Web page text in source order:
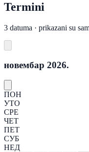
Termini
3 datuma · prikazani su
новембар 2026.
ПОН
УТО
СРЕ
ЧЕТ
ПЕТ
СУБ
НЕД